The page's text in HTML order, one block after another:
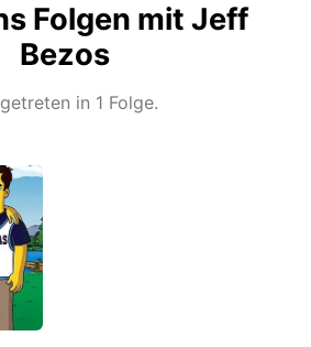
Folgen mit Jeff
Bezos
in 1 Folge.